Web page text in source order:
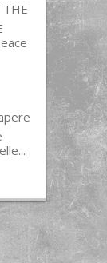
THE